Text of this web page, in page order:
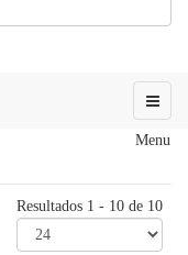
Menu
Resultados 1 - 10 de 10